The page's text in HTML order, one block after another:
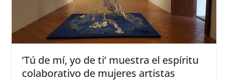
‘Tú de mí, yo de ti’ muestra el espíritu
colaborativo de mujeres artistas